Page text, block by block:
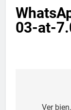
03-at-
Ver